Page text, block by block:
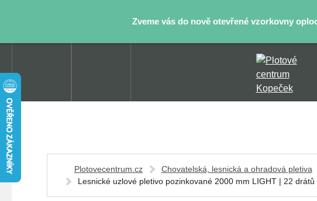
Zveme vás do nově otevřené vzorkovny
Plotovecentrum.cz Chovatelská, lesnická a ohradová pletiva
Lesnické uzlové pletivo pozinkované 2000 mm LIGHT | 22